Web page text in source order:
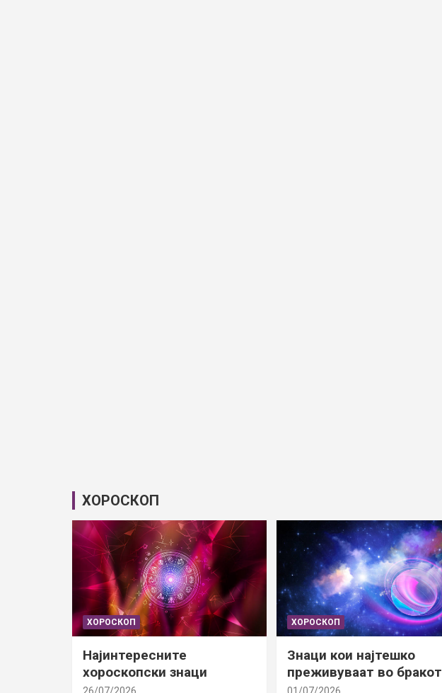
ХОРОСКОП
ХОРОСКОП
Најинтересните
хороскопски знаци
ХОРОСКОП
Знаци кои најтешко
преживуваат во бракот